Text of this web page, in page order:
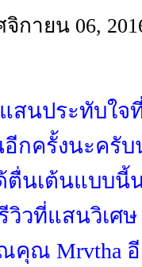
กายน 06,
นประทับใจ
กครั้งนะครับ
ตื่นเต้นแบบ
วิวที่แสนวิเศ
คุณ Mrvtha